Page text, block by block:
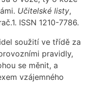
Učitelské listy,
ISSN 1210-7786.
soužití ve třídě za
pravidly,
se měnit, a
vzájemného